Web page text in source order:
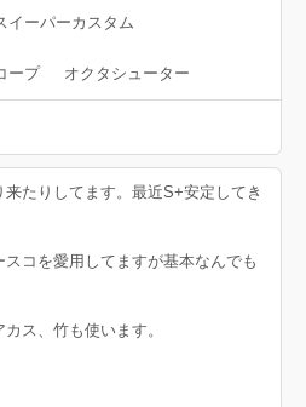
イーパーカスタム
ープ オクタシューター
たりしてます。最近S+安定してき
コを愛用してますが基本なんでも
ス、竹も使います。